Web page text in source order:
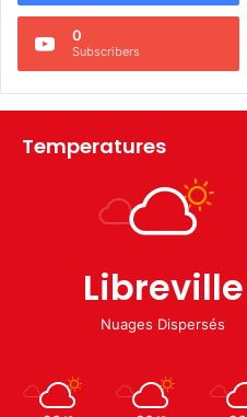
0
Subscribers
Temperatures
Libreville
Nuages Dispersés